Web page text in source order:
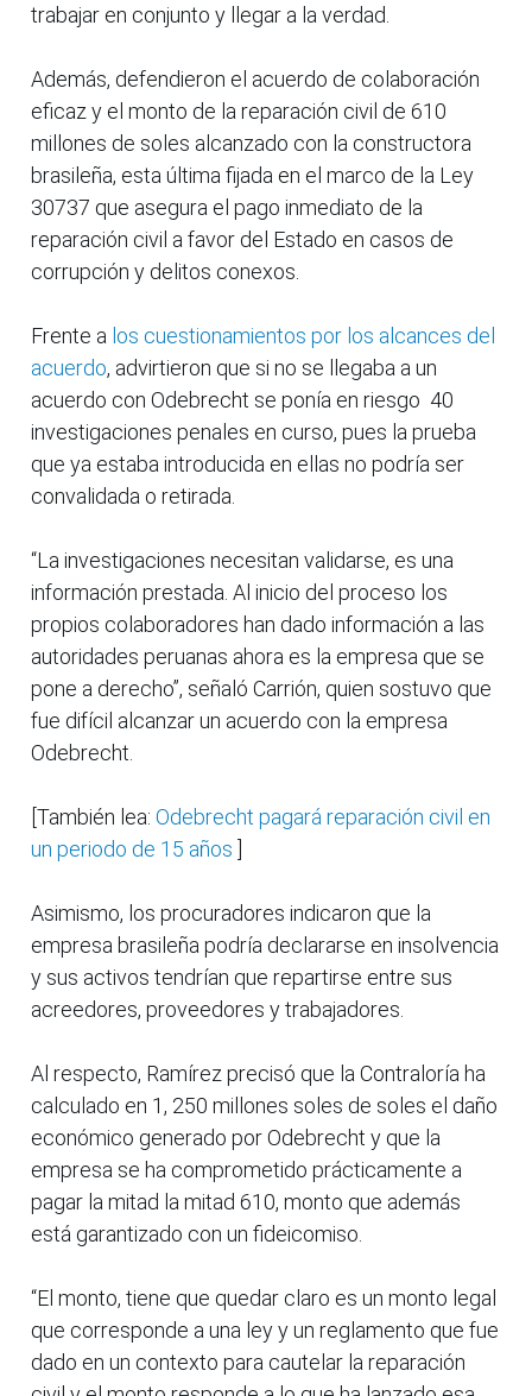
trabajar en conjunto y llegar a la verdad.
Además, defendieron el acuerdo de colaboración
eficaz y el monto de la reparación civil de 610
millones de soles alcanzado con la constructora
brasileña, esta última fijada en el marco de la Ley
30737 que asegura el pago inmediato de la
reparación civil a favor del Estado en casos de
corrupción y delitos conexos.
Frente a los cuestionamientos por los alcances del
acuerdo, advirtieron que si no se llegaba a un
acuerdo con Odebrecht se ponía en riesgo 40
investigaciones penales en curso, pues la prueba
que ya estaba introducida en ellas no podría ser
convalidada o retirada.
“La investigaciones necesitan validarse, es una
información prestada. Al inicio del proceso los
propios colaboradores han dado información a las
autoridades peruanas ahora es la empresa que se
pone a derecho”, señaló Carrión, quien sostuvo que
fue difícil alcanzar un acuerdo con la empresa
Odebrecht.
[También lea: Odebrecht pagará reparación civil en
un periodo de 15 años
Asimismo, los procuradores indicaron que la
empresa brasileña podría declararse en insolvencia
y sus activos tendrían que repartirse entre sus
acreedores, proveedores y trabajadores.
Al respecto, Ramírez precisó que la Contraloría ha
calculado en 1, 250 millones soles de soles el daño
económico generado por Odebrecht y que la
empresa se ha comprometido prácticamente a
pagar la mitad la mitad 610, monto que además
está garantizado con un fideicomiso.
“El monto, tiene que quedar claro es un monto legal
que corresponde a una ley y un reglamento que fue
dado en un contexto para cautelar la reparación